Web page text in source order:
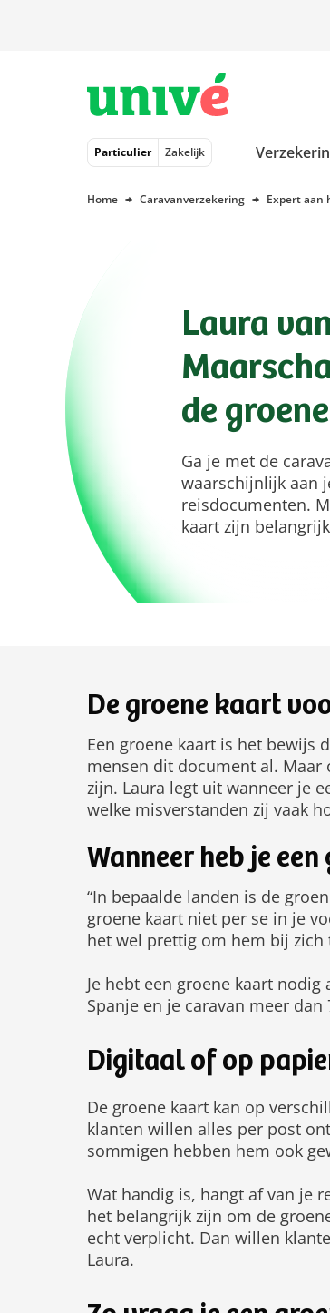
Particulier Zakelijk
Home Caravanverzekering Expert aan
Laura van
de
Ga je met de
waarschijnlijk aan
reisdocumenten.
kaart zijn
De groene kaart
Een groene kaart is het bewijs
mensen dit document al. Maar
zijn. Laura legt uit wanneer je
welke misverstanden zij vaak
Wanneer heb je
“In bepaalde landen is de
groene kaart niet per se in je
het wel prettig om hem bij
Je hebt een groene kaart
Spanje en je caravan meer
Digitaal of op
De groene kaart kan op
klanten willen alles per post
sommigen hebben hem ook
Wat handig is, hangt af van je
het belangrijk zijn om de
echt verplicht. Dan willen
Laura.